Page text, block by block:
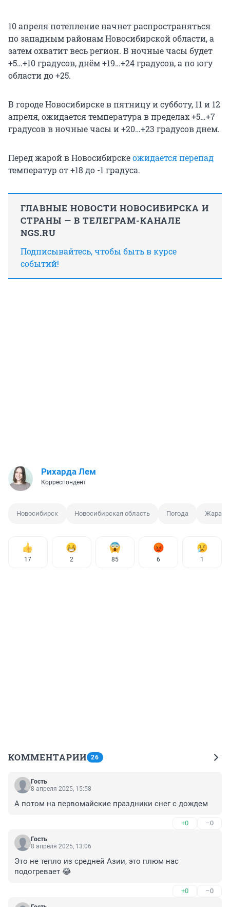
10 апреля потепление начнет распространяться
по западным районам Новосибирской области, а
затем охватит весь регион. В ночные часы будет
+5…+10 градусов, днём +19…+24 градусов, а по югу
области до +25.
В городе Новосибирске в пятницу и субботу, 11 и 12
апреля, ожидается температура в пределах +5…+7
градусов в ночные часы и +20…+23 градусов днем.
Перед жарой в Новосибирскеожидается перепад
температур от +18 до -1 градуса.
ГЛАВНЫЕ НОВОСТИ НОВОСИБИРСКА И
СТРАНЫ — В ТЕЛЕГРАМ-КАНАЛЕ
NGS.RU
Подписывайтесь, чтобы быть в курсе
событий!
Рихарда Лем
Корреспондент
Новосибирск Новосибирская область Погода Жара
17 2 85 6 1
КОММЕНТАРИИ 26
Гость
8 апреля 2025, 15:58
А потом на первомайские праздники снег с дождем
+0 –0
Гость
8 апреля 2025, 13:06
Это не тепло из средней Азии, это плюм нас
подогревает 😂
+0 –0